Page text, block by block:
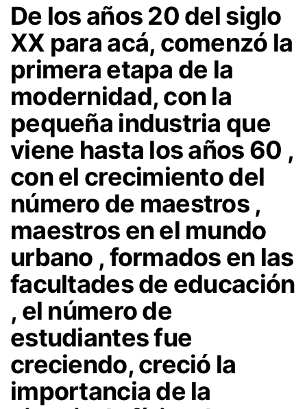
De los años 20 del siglo
XX para acá, comenzó la
primera etapa de la
modernidad, con la
pequeña industria que
viene hasta los años 60 ,
con el crecimiento del
número de maestros ,
maestros en el mundo
urbano , formados en las
facultades de educación
, el número de
estudiantes fue
creciendo, creció la
importancia de la